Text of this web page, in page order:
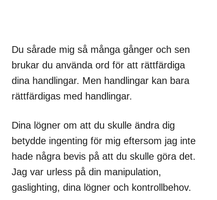
Du sårade mig så många gånger och sen
brukar du använda ord för att rättfärdiga
dina handlingar. Men handlingar kan bara
rättfärdigas med handlingar.
Dina lögner om att du skulle ändra dig
betydde ingenting för mig eftersom jag inte
hade några bevis på att du skulle göra det.
Jag var urless på din manipulation,
gaslighting, dina lögner och kontrollbehov.